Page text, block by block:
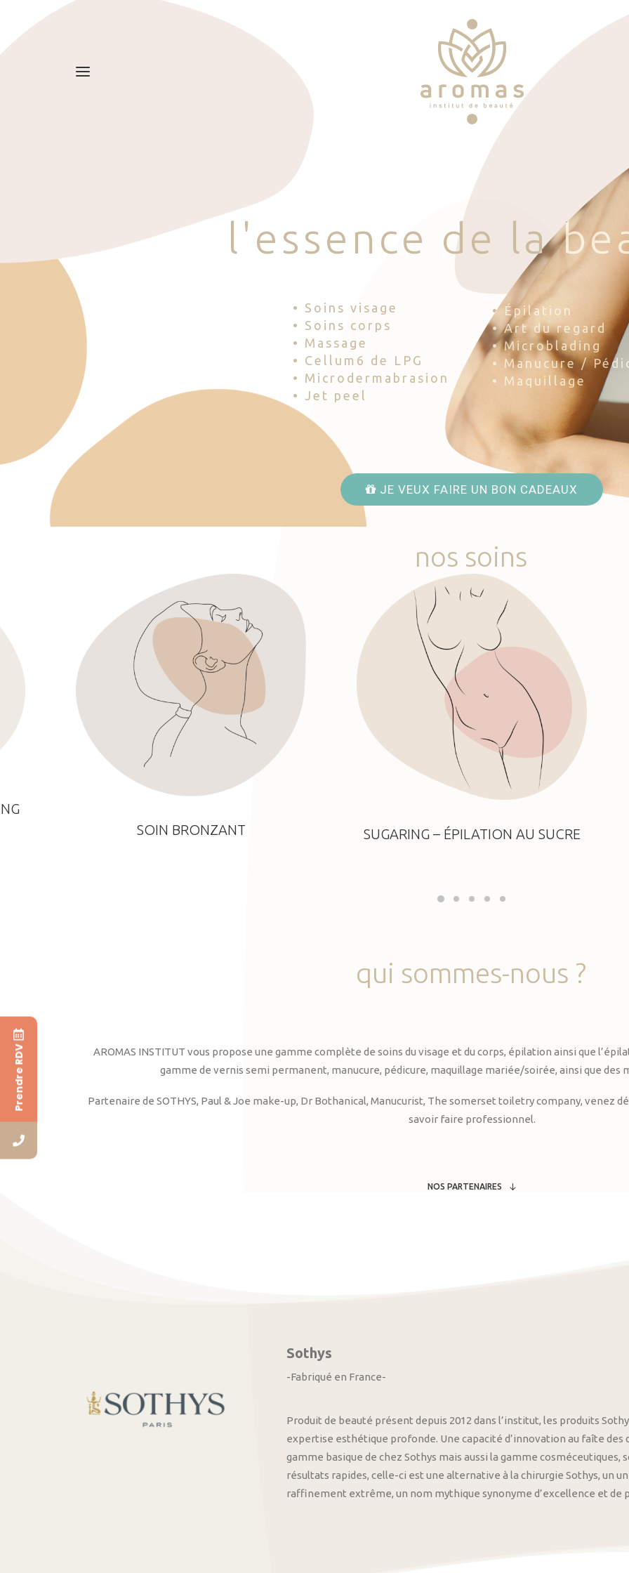
l 'esse nce d e la be
• Soins visage
• Soins corps
• Massage
• Cellum6 de LPG
• Microdermabrasion
• Jet peel
• Épilation
• Art du regard
• Microblading
• Manucure /
• Maquillage
JE VEUX FAIRE UN BON CADEAUX
nos soins
SOIN BRONZANT
SUGARING – ÉPILATION AU SUCRE
qui sommes-nous ?
AROMAS INSTITUT vous propose une gamme complète de soins du visage et du corps, épilation ainsi que
gamme de vernis semi permanent, manucure, pédicure, maquillage mariée/soirée, ainsi que des
Partenaire de SOTHYS, Paul & Joe make-up, Dr Bothanical, Manucurist, The somerset toiletry company, venez
savoir faire professionnel.
NOS PARTENAIRES
Sothys
-Fabriqué en France-
Produit de beauté présent depuis 2012 dans l’institut, les produits
expertise esthétique profonde. Une capacité d’innovation au faîte
gamme basique de chez Sothys mais aussi la gamme
résultats rapides, celle-ci est une alternative à la chirurgie Sothys, un
raffinement extrême, un nom mythique synonyme d’excellence et de
Prendre RDV